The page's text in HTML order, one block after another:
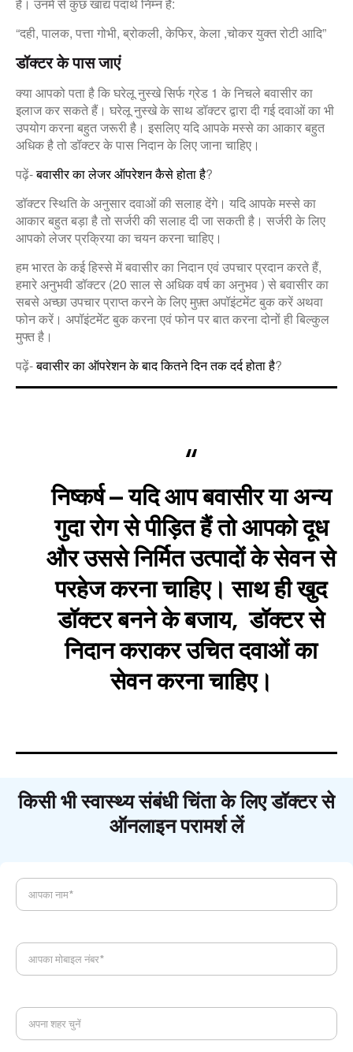
हैं। उनमें से कुछ खाद्य पदार्थ निम्न हैं:
“दही, पालक, पत्ता गोभी, ब्रोकली, केफिर, केला ,चोकर युक्त रोटी आदि”
डॉक्टर के पास जाएं
क्या आपको पता है कि घरेलू नुस्खे सिर्फ ग्रेड 1 के निचले बवासीर का
इलाज कर सकते हैं। घरेलू नुस्खे के साथ डॉक्टर द्वारा दी गई दवाओं का भी
उपयोग करना बहुत जरूरी है। इसलिए यदि आपके मस्से का आकार बहुत
अधिक है तो डॉक्टर के पास निदान के लिए जाना चाहिए।
पढ़ें-बवासीर का लेजर ऑपरेशन कैसे होता है?
डॉक्टर स्थिति के अनुसार दवाओं की सलाह देंगे। यदि आपके मस्से का
आकार बहुत बड़ा है तो सर्जरी की सलाह दी जा सकती है। सर्जरी के लिए
आपको लेजर प्रक्रिया का चयन करना चाहिए।
हम भारत के कई हिस्से में बवासीर का निदान एवं उपचार प्रदान करते हैं,
हमारे अनुभवी डॉक्टर (20 साल से अधिक वर्ष का अनुभव ) से बवासीर का
सबसे अच्छा उपचार प्राप्त करने के लिए मुफ़्त अपॉइंटमेंट बुक करें अथवा
फोन करें। अपॉइंटमेंट बुक करना एवं फोन पर बात करना दोनों ही बिल्कुल
मुफ्त है।
पढ़ें-बवासीर का ऑपरेशन के बाद कितने दिन तक दर्द होता है?
निष्कर्ष –यदि आप बवासीर या अन्य
गुदा रोग से पीड़ित हैं तो आपको दूध
और उससे निर्मित उत्पादों के सेवन से
परहेज करना चाहिए। साथ ही खुद
डॉक्टर बनने के बजाय, डॉक्टर से
निदान कराकर उचित दवाओं का
सेवन करना चाहिए।
किसी भी स्वास्थ्य संबंधी चिंता के लिए डॉक्टर से
ऑनलाइन परामर्श लें
आपका नाम*
आपका मोबाइल नंबर*
अपना शहर चुनें